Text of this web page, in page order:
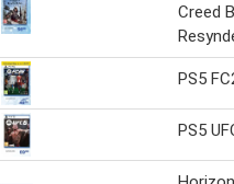
Creed
PS5
PS5